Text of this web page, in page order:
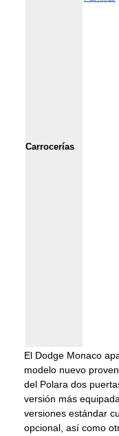
Carrocerías
El Dodge Monaco
modelo nuevo
del Polara dos
versión más
versiones estándar
opcional, así como